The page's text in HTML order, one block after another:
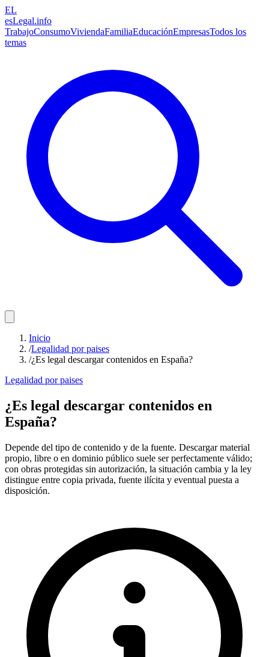
EL
esLegal.info
TrabajoConsumoViviendaFamiliaEducaciónEmpresasTodos los
temas
Inicio
/Legalidad por paises
/¿Es legal descargar contenidos en España?
Legalidad por paises
¿Es legal descargar contenidos en
España?
Depende del tipo de contenido y de la fuente. Descargar material
propio, libre o en dominio público suele ser perfectamente válido;
con obras protegidas sin autorización, la situación cambia y la ley
distingue entre copia privada, fuente ilícita y eventual puesta a
disposición.